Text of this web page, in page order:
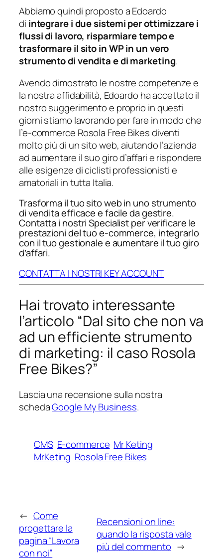
Abbiamo quindi proposto a Edoardo
di integrare i due sistemi per ottimizzare i
flussi di lavoro, risparmiare tempo e
trasformare il sito in WP in un vero
strumento di vendita e di marketing.
Avendo dimostrato le nostre competenze e
la nostra affidabilità, Edoardo ha accettato il
nostro suggerimento e proprio in questi
giorni stiamo lavorando per fare in modo che
l’e-commerce Rosola Free Bikes diventi
molto più di un sito web, aiutando l’azienda
ad aumentare il suo giro d’affari e rispondere
alle esigenze di ciclisti professionisti e
amatoriali in tutta Italia.
Trasforma il tuo sito web in uno strumento
di vendita efficace e facile da gestire.
Contatta i nostri Specialist per verificare le
prestazioni del tuo e-commerce, integrarlo
con il tuo gestionale e aumentare il tuo giro
d’affari.
CONTATTA I NOSTRI KEY ACCOUNT
Hai trovato interessante
l’articolo “Dal sito che non va
ad un efficiente strumento
di marketing: il caso Rosola
Free Bikes?”
Lascia una recensione sulla nostra
schedaGoogle My Business.
CMS E-commerce Mr Keting
MrKeting Rosola Free Bikes
← Come
progettare la
pagina “Lavora
con noi”
Recensioni on line:
quando la risposta vale
più del commento →